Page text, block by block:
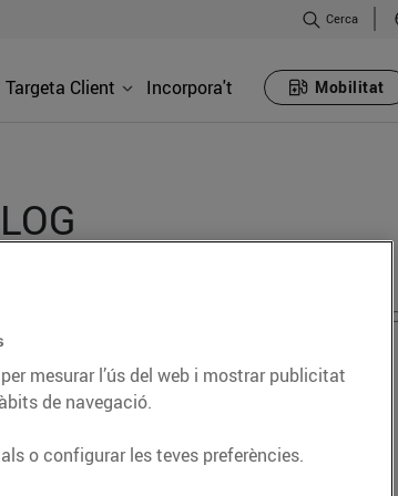
Cerca
Targeta Client Incorpora't Mobilitat
informació d’actualitat sobre
ENERGIA GASTRONOMIA I TRADICIONS
mesurar l’ús del web i mostrar publicitat
de navegació.
o configurar les teves preferències.